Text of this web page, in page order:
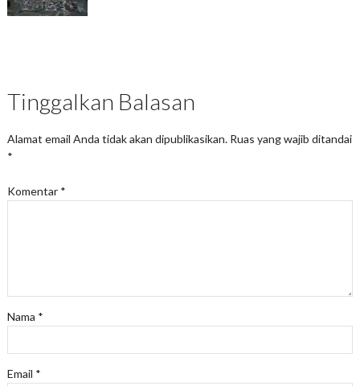
Tinggalkan Balasan
Alamat email Anda tidak akan dipublikasikan. Ruas yang wajib ditandai
*
Komentar *
Nama *
Email *